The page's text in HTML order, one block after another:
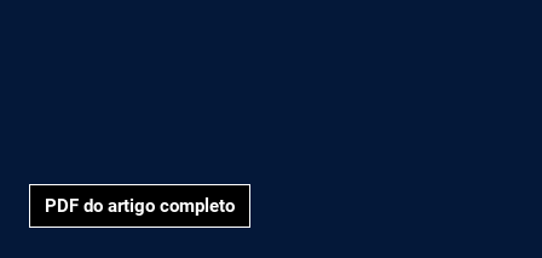
PDF do artigo completo